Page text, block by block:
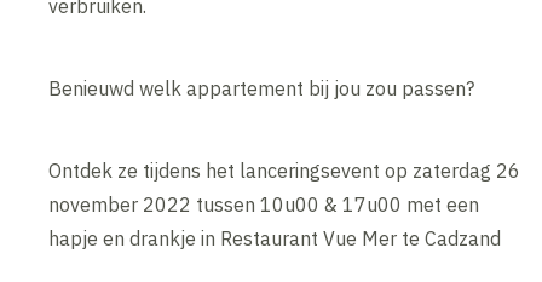
verbruiken.
Benieuwd welk appartement bij jou zou passen?
Ontdek ze tijdens het lanceringsevent op zaterdag 26
november 2022 tussen 10u00 & 17u00 met een
hapje en drankje in Restaurant Vue Mer te Cadzand